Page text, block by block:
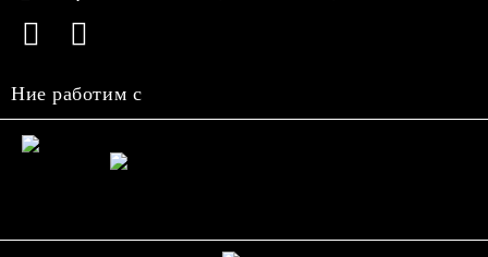
Ние работим с